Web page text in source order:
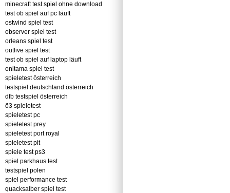
minecraft test spiel ohne download
test ob spiel auf pc läuft
ostwind spiel test
observer spiel test
orleans spiel test
outlive spiel test
test ob spiel auf laptop läuft
onitama spiel test
spieletest österreich
testspiel deutschland österreich
dfb testspiel österreich
ö3 spieletest
spieletest pc
spieletest prey
spieletest port royal
spieletest pit
spiele test ps3
spiel parkhaus test
testspiel polen
spiel performance test
quacksalber spiel test